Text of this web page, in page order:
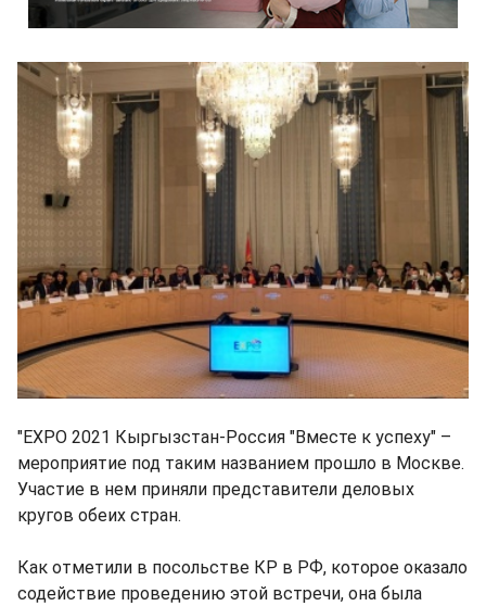
"EXPO 2021 Кыргызстан-Россия "Вместе к успеху" –
мероприятие под таким названием прошло в Москве.
Участие в нем приняли представители деловых
кругов обеих стран.
Как отметили в посольстве КР в РФ, которое оказало
содействие проведению этой встречи, она была